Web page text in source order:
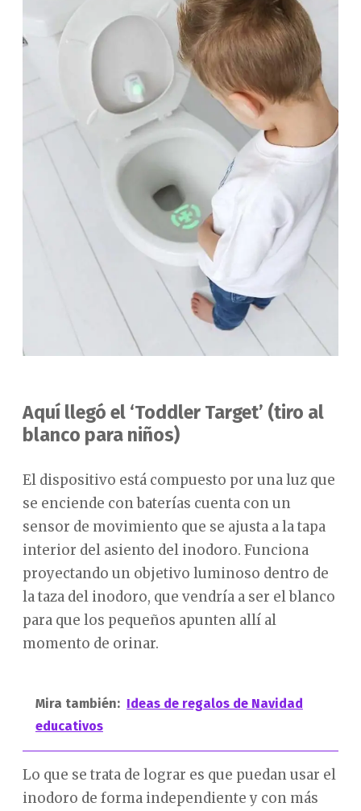
Aquí llegó el ‘Toddler Target’ (tiro al
blanco para niños)
El dispositivo está compuesto por una luz que
se enciende con baterías cuenta con un
sensor de movimiento que se ajusta a la tapa
interior del asiento del inodoro. Funciona
proyectando un objetivo luminoso dentro de
la taza del inodoro, que vendría a ser el blanco
para que los pequeños apunten allí al
momento de orinar.
Mira también: Ideas de regalos de Navidad
educativos
Lo que se trata de lograr es que puedan usar el
inodoro de forma independiente y con más